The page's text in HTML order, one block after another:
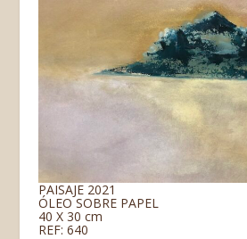
PAISAJE 2021
ÓLEO SOBRE PAPEL
40 X 30 cm
REF: 640